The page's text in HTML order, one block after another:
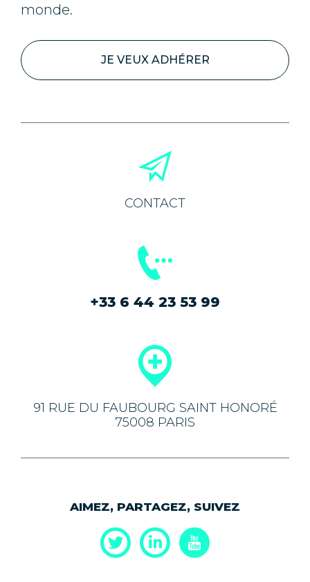
monde.
JE VEUX ADHÉRER
CONTACT
+33 6 44 23 53 99
91 RUE DU FAUBOURG SAINT HONORÉ
75008 PARIS
AIMEZ, PARTAGEZ, SUIVEZ